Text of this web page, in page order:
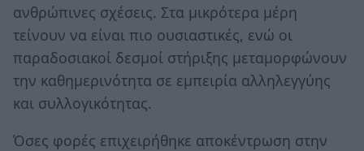
ανθρώπινες σχέσεις. Στα μικρότερα μέρη
τείνουν να είναι πιο ουσιαστικές, ενώ οι
παραδοσιακοί δεσμοί στήριξης μεταμορφώνουν
την καθημερινότητα σε εμπειρία αλληλεγγύης
και συλλογικότητας.
Όσες φορές επιχειρήθηκε αποκέντρωση στην